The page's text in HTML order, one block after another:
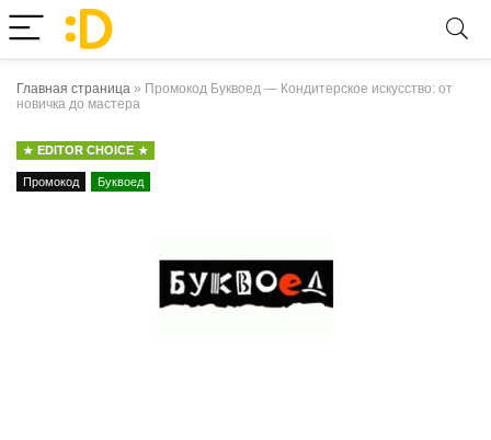
Главная страница » Промокод Буквоед — Кондитерское искусство: от
новичка до мастера
EDITOR CHOICE
Промокод Буквоед